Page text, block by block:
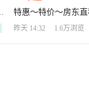
特惠～特价～房东直
昨天 14:32 1.6万浏览